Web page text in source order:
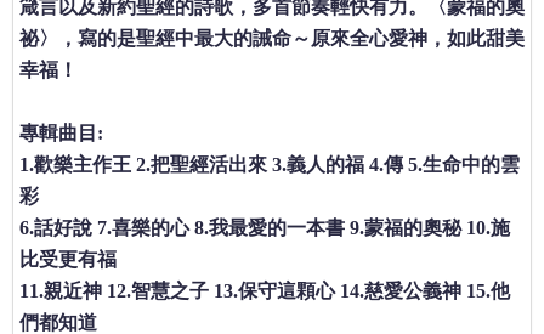
箴言以及新約聖經的詩歌，多首節奏輕快有力。〈蒙福的奧
祕〉，寫的是聖經中最大的誡命～原來全心愛神，如此甜美
幸福！
專輯曲目:
1.歡樂主作王 2.把聖經活出來 3.義人的福 4.傳 5.生命中的雲
彩
6.話好說 7.喜樂的心 8.我最愛的一本書 9.蒙福的奧秘 10.施
比受更有福
11.親近神 12.智慧之子 13.保守這顆心 14.慈愛公義神 15.他
們都知道